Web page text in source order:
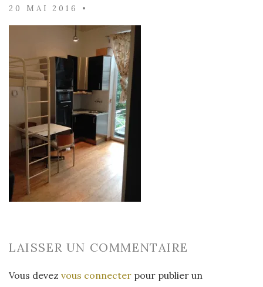
20 MAI 2016 •
LAISSER UN COMMENTAIRE
Vous devez vous connecter pour publier un